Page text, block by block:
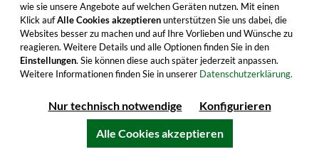
einjähriger Nachreifung in kostbaren Mizunara-
Eichenfässern. Gleich zugreifen!
40,99 €
Inhalt: 0.7 Liter (58,56 €/Liter)
wie sie unsere Angebote auf welchen Geräten nutzen. Mit einen
Klick aufAlle Cookies akzeptierenunterstützen Sie uns dabei, die
Websites besser zu machen und auf Ihre Vorlieben und Wünsche zu
reagieren. Weitere Details und alle Optionen finden Sie in den
Einstellungen. Sie können diese auch später jederzeit anpassen.
Weitere Informationen finden Sie in unserer Datenschutzerklärung.
Nur technisch notwendige Konfigurieren
Alle Cookies akzeptieren